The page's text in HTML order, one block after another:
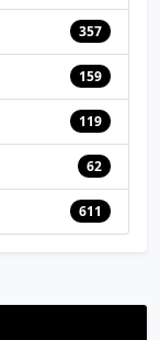
357
159
119
62
611